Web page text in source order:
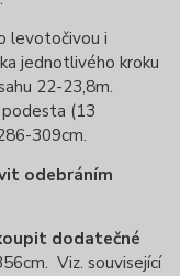
levotočivou i
jednotlivého kroku
22-23,8m.
(13
309cm.
odebráním
dodatečné
Viz. související